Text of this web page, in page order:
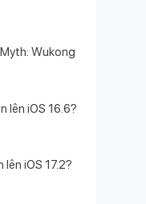
Wukong
lên iOS 16.6?
iOS 17.2?